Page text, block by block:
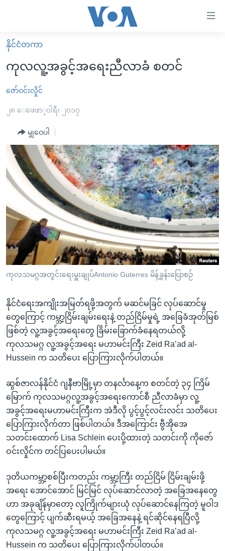
လွယ်ကူ
စေ
များ
အကြောင်းအရာ
ကျော်
ကြည့်
ပင်မ
ညွန်း
စာမျက်နှာ
ကျော်
ကြည့်
ရန်
ရှာဖွေ
ရန်
နေရာ
ကျော်
မူလစာမျက်နှာ
မြန်မာ
ကမ္ဘာ့သတင်းများ
နိုင်ငံတကာ
တရုတ်
အစ္စရေး-ပါလက်စတိုင်း
ဗွီဒီယို
ရပ်ဝန်းတခု လမ်းတခု အလွန်
အင်္ဂလိပ်စာလေ့လာမယ်
အမေရိကန်သုံးအီဒီယံ
မကြေးမုံရဲ့ အင်္ဂလိပ်စာ
ရုပ်ရှင်ထဲက အင်္ဂလိပ်စာ
သုတပဒေသာ အင်္ဂလိပ်စာ
အပတ်စဉ်ကဏ္ဍများ
ရေဒီယို
တီဗွီ
ရေဒီယိုနှင့်ရုပ်သံ အချက်အလက်များ
ရေဒီယို/တီဗွီအစီအစဉ်
Learning English
ဗွီအိုအေ လူမှုကွန်ယက်များ
ဘာသာစကားများ
နိုင်ငံတကာ
ကုလလူ့အခွင့်အရေးညီလာခံ စတင်
ဇော်ဝင်းလှိုင်
၂၈ ေဖေဖာ္၀ါရီ၊ ၂၀၁၇
မျှဝေပါ
ကုလသမဂ္ဂအတွင်းရေးမှူးချုပ်Antonio Guterres မိန့်ခွန်းပြောစဉ်
နိုင်ငံရေးအကျိုးအမြတ်ရဖို့အတွက် မဆင်မခြင် လုပ်ဆောင်မှု
တွေကြောင့် ကမ္ဘာ့ငြိမ်းချမ်းရေးနဲ့ တည်ငြိမ်မှုရဲ့ အခြေခံအုတ်မြစ်
ဖြစ်တဲ့ လူ့အခွင့်အရေးတွေ ခြိမ်းခြောက်ခံနေရတယ်လို့
ကုလသမဂ္ဂ လူ့အခွင့်အရေး မဟာမင်းကြီး Zeid Ra’ad al-
Hussein က သတိပေး ပြောကြားလိုက်ပါတယ်။
ဆွစ်ဇာလန်နိုင်ငံ ဂျနီဗာမြို့မှာ တနင်္လာနေ့က စတင်တဲ့ ၃၄ ကြိမ်
မြောက် ကုလသမဂ္ဂလူ့အခွင့်အရေးကောင်စီ ညီလာခံမှာ လူ့
အခွင့်အရေးမဟာမင်းကြီးက အဲဒီလို ပွင့်ပွင့်လင်းလင်း သတိပေး
ပြောကြားလိုက်တာ ဖြစ်ပါတယ်။ ဒီအကြောင်း ဗွီအိုအေ
သတင်းထောက် Lisa Schlein ပေးပို့ထားတဲ့ သတင်းကို ကိုဇော်
ဝင်းလှိုင်က တင်ပြပေးပါမယ်။
ဒုတိယကမ္ဘာ့စစ်ပြီးကတည်း ကမ္ဘာ့ကြီး တည်ငြိမ် ငြိမ်းချမ်းဖို့
အရေး အောင်အောင် မြင်မြင် လုပ်ဆောင်လာတဲ့ အခြေအနေတွေ
ဟာ အခုချိန်မှာတော့ လူကြိုက်များယုံ လုပ်ဆောင်နေကြတဲ့ မူဝါဒ
တွေကြောင့် ပျက်ဆီးရမယ့် အခြေအနေနဲ့ ရင်ဆိုင်နေရပြီလို့
ကုလသမဂ္ဂ လူ့အခွင့်အရေး မဟာမင်းကြီး Zeid Ra’ad al-
Hussein က သတိပေး ပြောကြားလိုက်ပါတယ်။